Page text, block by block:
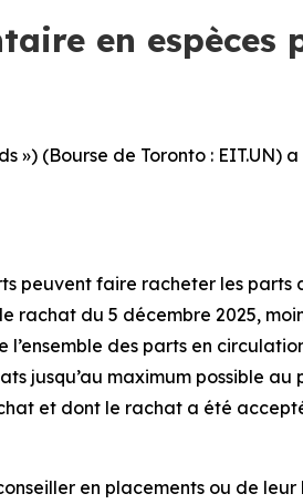
en espèces
») (Bourse de Toronto : EIT.UN)
peuvent faire racheter les parts
rachat du 5 décembre 2025,
des parts en
jusqu’au maximum possible au
et dont le rachat a été
en placements ou de